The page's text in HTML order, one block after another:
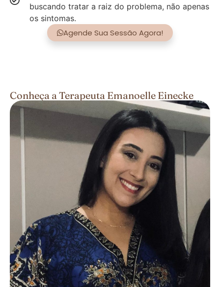
buscando tratar a raiz do problema, não apenas
os sintomas.
Agende Sua Sessão Agora!
Conheça a Terapeuta Emanoelle Einecke